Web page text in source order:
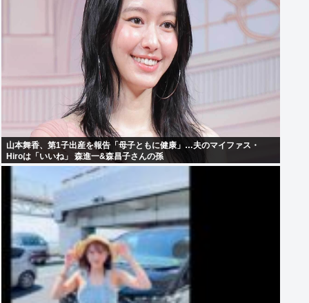
山本舞香、第1子出産を報告「母子ともに健康」…夫のマイファス・
Hiroは「いいね」 森進一&森昌子さんの孫